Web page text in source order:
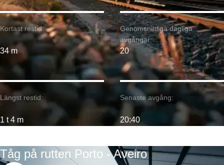
Kortast restid:
34 m
Längst restid:
1 t 4 m
Genomsnittliga dagliga
avgångar:
20
Senaste avgång:
20:40
Tåg på rutten Porto - Aveiro